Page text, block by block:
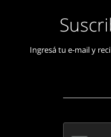
Ingresá tu e-mail y